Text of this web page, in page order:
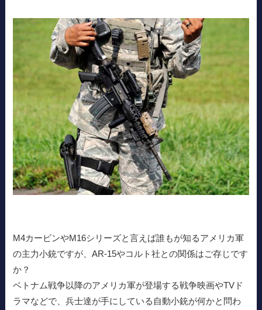
M4カービンやM16シリーズと言えば誰もが知るアメリカ軍
の主力小銃ですが、AR-15やコルト社との関係はご存じです
か？
ベトナム戦争以降のアメリカ軍が登場する戦争映画やTVド
ラマなどで、兵士達が手にしている自動小銃が何かと問わ